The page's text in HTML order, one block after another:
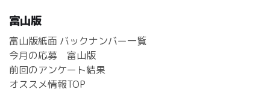
富山版
富山版紙面 バックナンバー一覧
今月の応募 富山版
前回のアンケート結果
オススメ情報TOP